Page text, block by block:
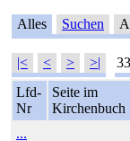
Alles Suchen
|< < > >|
Lfd-
Nr
Seite im
Kirchenbuch
...